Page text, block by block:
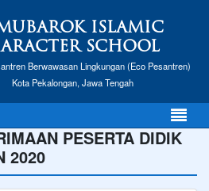
ISLAMIC
SCHOOL
Berwawasan Lingkungan (Eco Pesantren)
Kota Pekalongan, Jawa Tengah
PESERTA DIDIK
2020